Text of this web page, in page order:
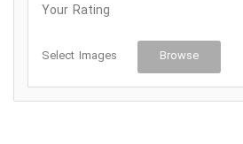
Your Rating
Select Images Browse